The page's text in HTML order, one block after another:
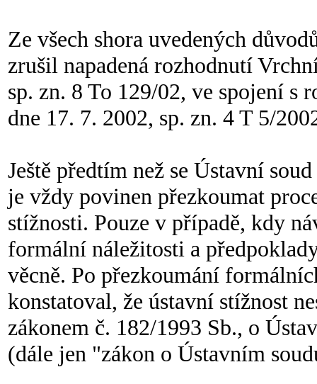
Ze všech shora uvedených
zrušil napadená rozhodnutí
sp. zn. 8 To 129/02, ve spojení s
dne 17. 7. 2002, sp. zn. 4 T 5/
Ještě předtím než se Ústavní
je vždy povinen přezkoumat
stížnosti. Pouze v případě, kdy
formální náležitosti a
věcně. Po přezkoumání
konstatoval, že ústavní stížnost
zákonem č. 182/1993 Sb., o
(dále jen "zákon o Ústavním